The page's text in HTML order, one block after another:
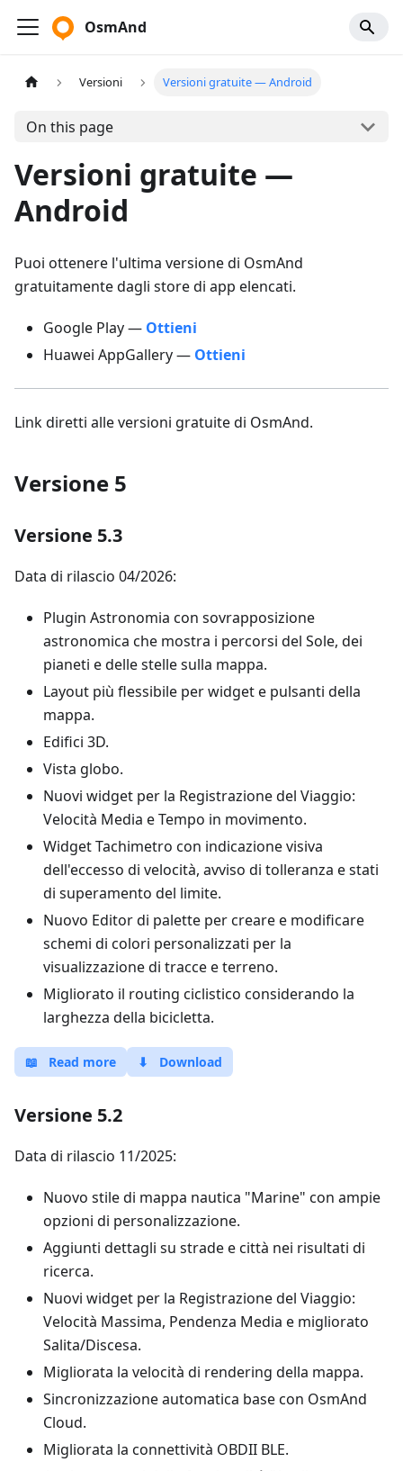
OsmAnd
Versioni Versioni gratuite — Android
On this page
Versioni gratuite —
Android
Puoi ottenere l'ultima versione di OsmAnd
gratuitamente dagli store di app elencati.
Google Play — Ottieni
Huawei AppGallery — Ottieni
Link diretti alle versioni gratuite di OsmAnd.
Versione 5
Versione 5.3
Data di rilascio 04/2026:
Plugin Astronomia con sovrapposizione
astronomica che mostra i percorsi del Sole, dei
pianeti e delle stelle sulla mappa.
Layout più flessibile per widget e pulsanti della
mappa.
Edifici 3D.
Vista globo.
Nuovi widget per la Registrazione del Viaggio:
Velocità Media e Tempo in movimento.
Widget Tachimetro con indicazione visiva
dell'eccesso di velocità, avviso di tolleranza e stati
di superamento del limite.
Nuovo Editor di palette per creare e modificare
schemi di colori personalizzati per la
visualizzazione di tracce e terreno.
Migliorato il routing ciclistico considerando la
larghezza della bicicletta.
📖 Read more ⬇ Download
Versione 5.2
Data di rilascio 11/2025:
Nuovo stile di mappa nautica "Marine" con ampie
opzioni di personalizzazione.
Aggiunti dettagli su strade e città nei risultati di
ricerca.
Nuovi widget per la Registrazione del Viaggio:
Velocità Massima, Pendenza Media e migliorato
Salita/Discesa.
Migliorata la velocità di rendering della mappa.
Sincronizzazione automatica base con OsmAnd
Cloud.
Migliorata la connettività OBDII BLE.